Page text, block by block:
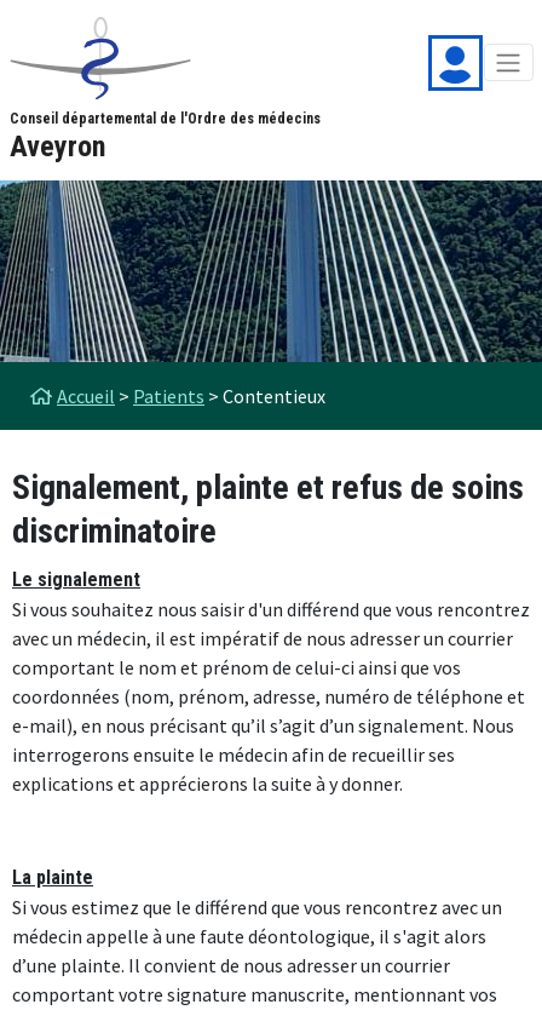
Aller au contenu principal
Conseil départemental de l'Ordre des médecins
Aveyron
Fil d'Ariane
Accueil Patients Contentieux
Signalement, plainte et refus de soins
discriminatoire
Le signalement
Si vous souhaitez nous saisir d'un différend que vous rencontrez
avec un médecin, il est impératif de nous adresser un courrier
comportant le nom et prénom de celui-ci ainsi que vos
coordonnées (nom, prénom, adresse, numéro de téléphone et
e-mail), en nous précisant qu’il s’agit d’un signalement. Nous
interrogerons ensuite le médecin afin de recueillir ses
explications et apprécierons la suite à y donner.
La plainte
Si vous estimez que le différend que vous rencontrez avec un
médecin appelle à une faute déontologique, il s'agit alors
d’une plainte. Il convient de nous adresser un courrier
comportant votre signature manuscrite, mentionnant vos
Panneau de gestion des cookies